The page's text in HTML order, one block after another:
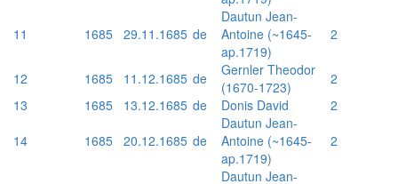
11 1685 29.11.1685 de
Dautun Jean-
Antoine (~1645-
ap.1719)
2
12 1685 11.12.1685 de
Gernler Theodor
(1670-1723)
2
13
1685 13.12.1685 de Donis David
2
14
1685 20.12.1685 de
Dautun Jean-
Antoine (~1645-
ap.1719)
2
Dautun Jean-